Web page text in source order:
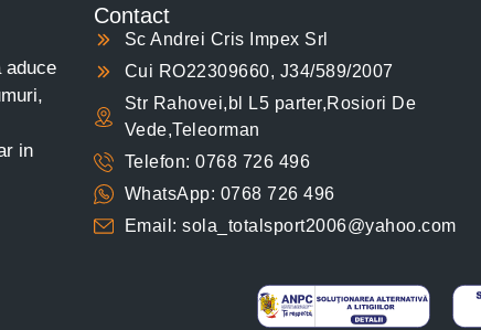
aduce
in
Contact
Sc Andrei Cris Impex Srl
Cui RO22309660, J34/589/2007
Str Rahovei,bl L5 parter,Rosiori De
Vede,Teleorman
Telefon: 0768 726 496
WhatsApp: 0768 726 496
Email: sola_totalsport2006@yahoo.com